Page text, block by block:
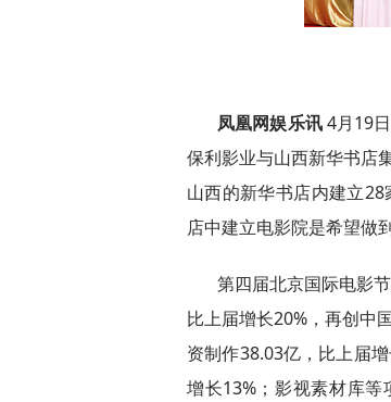
凤凰网娱乐讯4月19
保利影业与山西新华书店
山西的新华书店内建立
店中建立电影院是希望做
第四届北京国际电影
比上届增长20%，再创中
资制作38.03亿，比上届
增长13%；影视素材库